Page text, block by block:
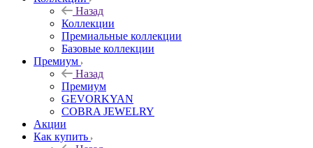
Назад
Коллекции
Премиальные коллекции
Базовые коллекции
Премиум
Назад
Премиум
GEVORKYAN
COBRA JEWELRY
Акции
Как купить